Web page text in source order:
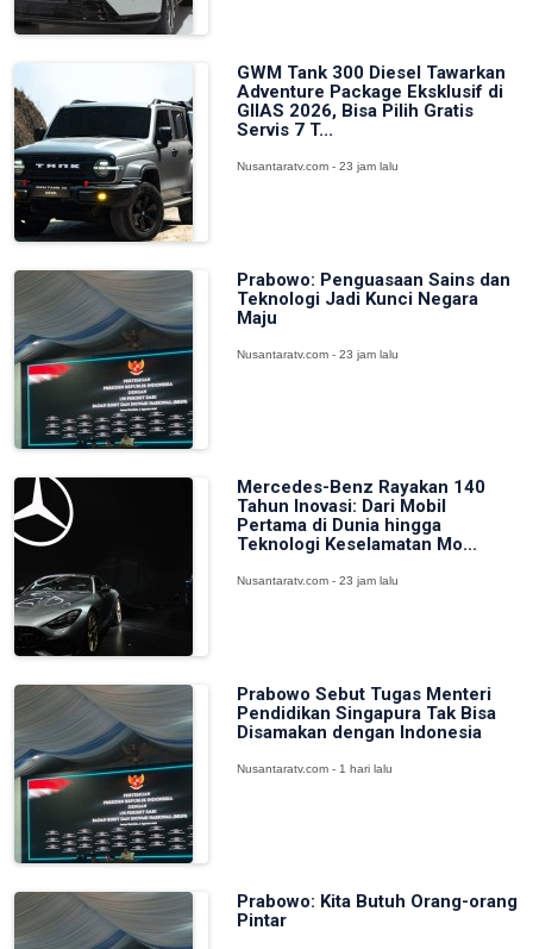
GWM Tank 300 Diesel Tawarkan
Adventure Package Eksklusif di
GIIAS 2026, Bisa Pilih Gratis
Servis 7 T...
Nusantaratv.com - 23 jam lalu
Prabowo: Penguasaan Sains dan
Teknologi Jadi Kunci Negara
Maju
Nusantaratv.com - 23 jam lalu
Mercedes-Benz Rayakan 140
Tahun Inovasi: Dari Mobil
Pertama di Dunia hingga
Teknologi Keselamatan Mo...
Nusantaratv.com - 23 jam lalu
Prabowo Sebut Tugas Menteri
Pendidikan Singapura Tak Bisa
Disamakan dengan Indonesia
Nusantaratv.com - 1 hari lalu
Prabowo: Kita Butuh Orang-orang
Pintar